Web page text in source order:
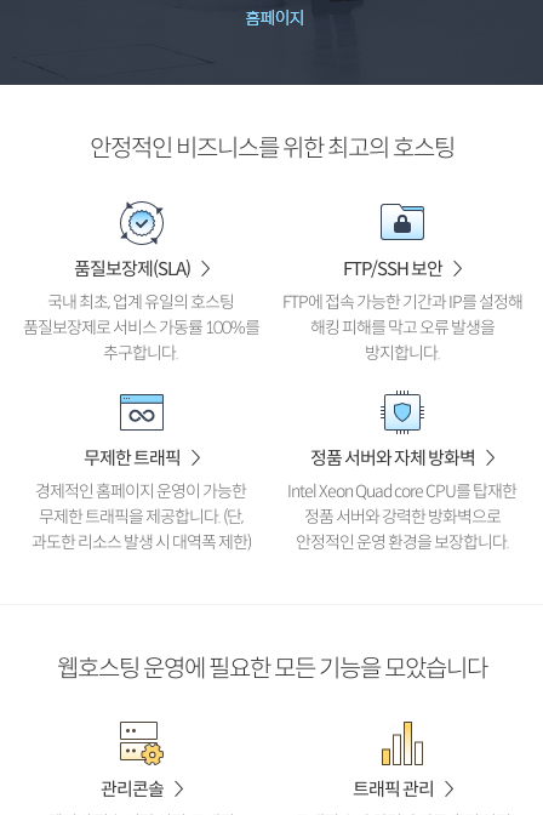
안정적인 비즈니스를 위한 최고의 호스팅
품질보장제(SLA)
국내 최초, 업계 유일의 호스팅
품질보장제로 서비스 가동률100%를
추구합니다.
FTP/SSH 보안
FTP에 접속 가능한 기간과IP를 설정해
해킹 피해를 막고오류 발생을
방지합니다.
무제한 트래픽
경제적인 홈페이지 운영이 가능한
무제한 트래픽을 제공합니다.(단,
과도한 리소스 발생 시 대역폭 제한)
정품 서버와 자체 방화벽
Intel Xeon Quad core CPU를 탑재한
정품 서버와 강력한 방화벽으로
안정적인 운영 환경을 보장합니다.
웹호스팅 운영에 필요한 모든 기능을 모았습니다
관리콘솔 트래픽 관리